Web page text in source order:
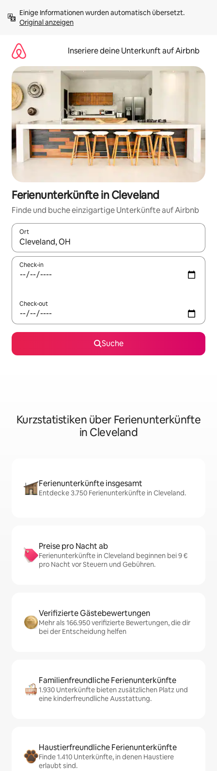
Inhalten
springenOriginal anzeigen
Inseriere deine Unterkunft auf Airbnb
Ferienunterkünfte in Cleveland
Finde und buche einzigartige Unterkünfte auf Airbnb
Ort
Wenn Ergebnisse verfügbar sind, navigiere mit den
Check-in
Check-out
Suche
Kurzstatistiken über Ferienunterkünfte
in Cleveland
Ferienunterkünfte insgesamt
Entdecke 3.750 Ferienunterkünfte in Cleveland.
Preise pro Nacht ab
Ferienunterkünfte in Cleveland beginnen bei 9 €
pro Nacht vor Steuern und Gebühren.
Verifizierte Gästebewertungen
Mehr als 166.950 verifizierte Bewertungen, die dir
bei der Entscheidung helfen
Familienfreundliche Ferienunterkünfte
1.930 Unterkünfte bieten zusätzlichen Platz und
eine kinderfreundliche Ausstattung.
Haustierfreundliche Ferienunterkünfte
Finde 1.410 Unterkünfte, in denen Haustiere
erlaubt sind.